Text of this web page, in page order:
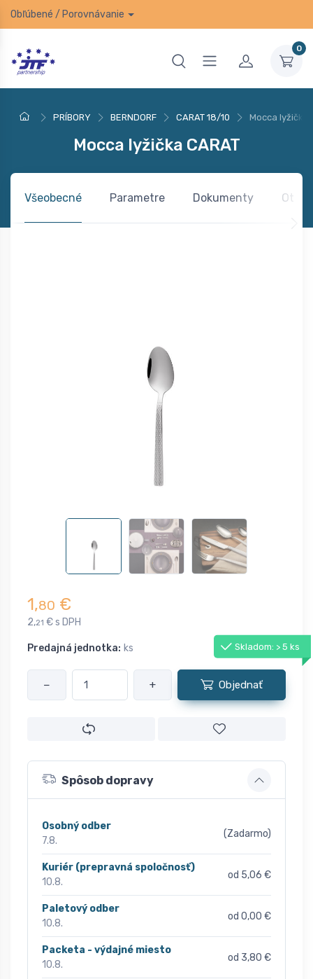
Obľúbené / Porovnávanie
0
PRÍBORY BERNDORF CARAT 18/10 Mocca lyžička
Mocca lyžička CARAT
Všeobecné Parametre Dokumenty
1,80 €
2,21 € s DPH
Predajná jednotka: ks Skladom: > 5 ks
− + Objednať
Spôsob dopravy
Osobný odber
7.8.
(Zadarmo)
Kuriér (prepravná spoločnosť)
10.8.
od 5,06 €
Paletový odber
10.8.
od 0,00 €
Packeta - výdajné miesto
10.8.
od 3,80 €